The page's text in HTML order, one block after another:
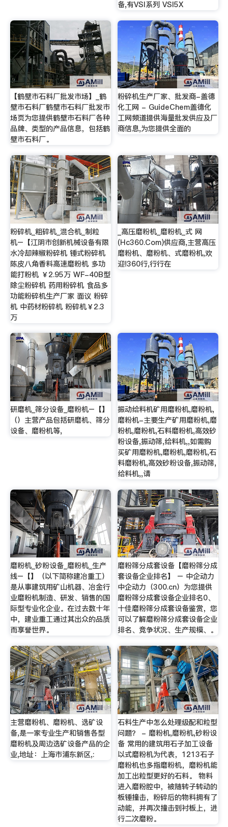
备,有VSI系列 VSI5X
【鹤壁市石料厂批发市场】_鹤
壁市石料厂鹤壁市石料厂批发市
场页为您提供鹤壁市石料厂各种
品牌、类型的产品信息，包括鹤
壁市石料厂。
粉碎机生产厂家、批发商-盖德
化工网 - GuideChem盖德化
工网频道提供海量批发供应及厂
商信息,为您提供全面的
粉碎机_粗碎机_混合机_制粒
机–【江阴市创新机械设备有限
水冷却辣椒粉碎机 锤式粉碎机
陈皮八角香料高速磨粉机 多功
能打粉机 ￥2.95万 WF-40B型
除尘粉碎机 药用粉碎机 食品多
功能粉碎机生产厂家 面议 粉碎
机 中药材粉碎机 粉碎机￥2.3
万
_高压磨粉机_磨粉机_式 网
(Hc360.Com)供应商,主营高压
磨粉机、磨粉机、式磨粉机,欢
迎!360行,行行在
研磨机_筛分设备_磨粉机–【】
（）主营产品包括研磨机、筛分
设备、磨粉机等,
振动给料机矿用磨粉机,磨粉机,
磨粉机-主要生产矿用磨粉机,磨
粉机,磨粉机,石料磨粉机,高效砂
粉设备,振动筛,给料机,,如需购
买矿用磨粉机,磨粉机,磨粉机,石
料磨粉机,高效砂粉设备,振动筛,
给料机,,请
磨粉机_砂粉设备_磨粉机_生产
线–【】（以下简称建冶重工）
是从事建筑用矿山机器、冶金行
业磨粉机制造、研发、销售的国
际型专业化企业。在过去数十年
中，建业重工通过其出众的品质
而享誉世界。
磨粉筛分成套设备【磨粉筛分成
套设备企业排名】 – 中企动力
中企动力（300.cn）为您提供
磨粉筛分成套设备企业排名0、
十佳磨粉筛分成套设备鉴赏，您
可以了解磨粉筛分成套设备企业
排名、竞争状况、生产规模、。
主营磨粉机、磨粉机、选矿设
备,是一家专业生产和销售各型
磨粉机及周边选矿设备产品的企
业,地址：上海市浦东新区,:
石料生产中怎么处理级配和粒型
问题？ - 磨粉机,磨粉机,砂粉设
备 常用的建筑用石子加工设备
以式磨粉机为代表，1213石子
磨粉机也多指磨粉机，磨粉机能
加工出粒型更好的石料。 物料
进入磨粉腔中，被随转子转动的
板锤撞击，粉碎后的物料拥有了
动能，并再次撞击到衬板上，进
行二次磨粉。